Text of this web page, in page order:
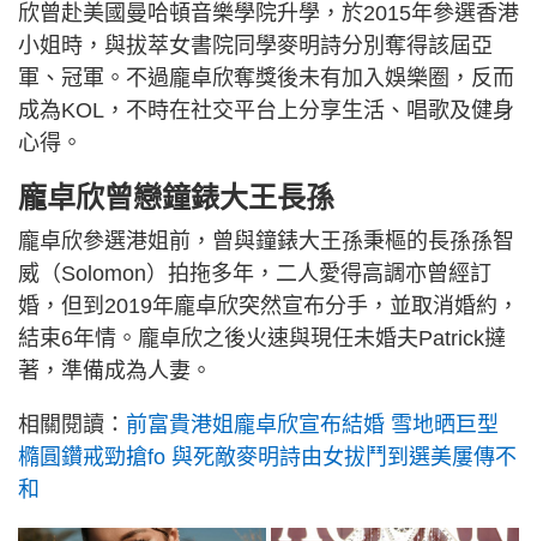
欣曾赴美國曼哈頓音樂學院升學，於2015年參選香港
小姐時，與拔萃女書院同學麥明詩分別奪得該屆亞
軍、冠軍。不過龐卓欣奪獎後未有加入娛樂圈，反而
成為KOL，不時在社交平台上分享生活、唱歌及健身
心得。
龐卓欣曾戀鐘錶大王長孫
龐卓欣參選港姐前，曾與鐘錶大王孫秉樞的長孫孫智
威（Solomon）拍拖多年，二人愛得高調亦曾經訂
婚，但到2019年龐卓欣突然宣布分手，並取消婚約，
結束6年情。龐卓欣之後火速與現任未婚夫Patrick撻
著，準備成為人妻。
相關閱讀： 前富貴港姐龐卓欣宣布結婚 雪地晒巨型
橢圓鑽戒勁搶fo 與死敵麥明詩由女拔鬥到選美屢傳不
和